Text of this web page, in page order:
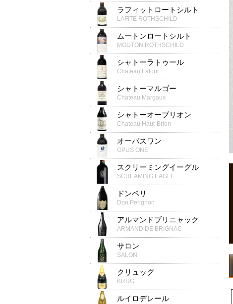
ラフィットロートシルト
LAFITE ROTHSCHILD
ムートンロートシルト
MOUTON ROTHSCHILD
シャトーラトゥール
Chateau Latour
シャトーマルゴー
Chateau Margaux
シャトーオーブリオン
Chateau Haut-Brion
オーパスワン
OPUS ONE
スクリーミングイーグル
SCREAMING EAGLE
ドンペリ
Don Perignon
アルマンドブリニャック
ARMAND DE BRIGNAC
サロン
SALON
クリュッグ
KRUG
ルイロデレール